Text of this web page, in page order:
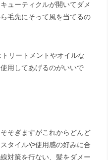
ューティクルが開いてダメ
毛先にそって風を当てるの
リートメントやオイルな
用してあげるのがいいで
そぎますがこれからどんど
タイルや使用感の好みに合
対策を行ない、髪をダメー